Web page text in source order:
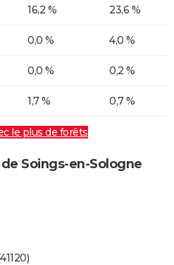
16,2 % 23,6 %
0,0 % 4,0 %
0,0 % 0,2 %
1,7 % 0,7 %
le plus de forêts
Soings-en-Sologne